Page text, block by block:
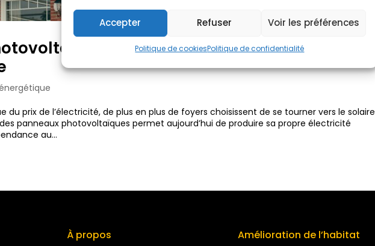
Accepter Refuser Voir les préférences
Politique de cookiesPolitique de confidentialité
: produire sa propre électricité,
du prix de l’électricité, de plus en plus de foyers choisissent de se tourner vers le solaire
panneaux photovoltaïques permet aujourd’hui de produire sa propre électricité
au...
À propos Amélioration de l’habitat